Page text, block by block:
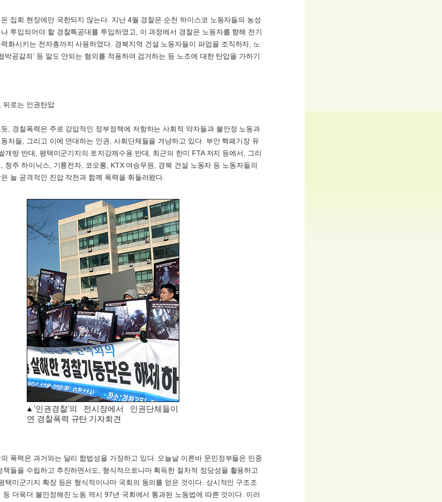
집회 현장에만 국한되지 않는다. 지난 4월 경찰은 순천 하이스코 노동자들의 농성
투입되어야 할 경찰특공대를 투입하였고, 이 과정에서 경찰은 노동자를 향해 전기
화시키는 전자총까지 사용하였다. 경북지역 건설 노동자들이 파업을 조직하자, 노
박공갈죄’ 등 말도 안되는 혐의를 적용하여 검거하는 등 노조에 대한 탄압을 가하기
뒤로는 인권탄압
, 경찰폭력은 주로 강압적인 정부정책에 저항하는 사회적 약자들과 불안정 노동과
자들, 그리고 이에 연대하는 인권, 사회단체들을 겨냥하고 있다. 부안 핵폐기장 유
개방 반대, 평택미군기지의 토지강제수용 반대, 최근의 한미 FTA 저지 등에서, 그리
청주 하이닉스, 기륭전자, 코오롱, KTX 여승무원, 경북 건설 노동자 등 노동자들의
늘 공격적인 진압 작전과 함께 폭력을 휘둘러왔다.
'인권경찰'의 전시장에서 인권단체들이
연 경찰폭력 규탄 기자회견
폭력은 과거와는 달리 합법성을 가장하고 있다. 오늘날 이른바 문민정부들은 민중
책들을 수립하고 추진하면서도, 형식적으로나마 획득한 절차적 정당성을 활용하고
택미군기지 확장 등은 형식적이나마 국회의 동의를 얻은 것이다. 상시적인 구조조
등 더욱더 불안정해진 노동 역시 97년 국회에서 통과된 노동법에 따른 것이다. 이러